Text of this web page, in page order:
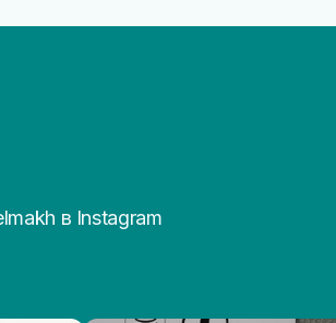
в Instagram